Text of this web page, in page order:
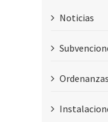
Noticias
Ordenanzas